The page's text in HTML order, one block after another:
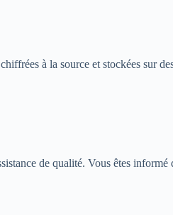
à la source et stockées sur
de qualité. Vous êtes informé